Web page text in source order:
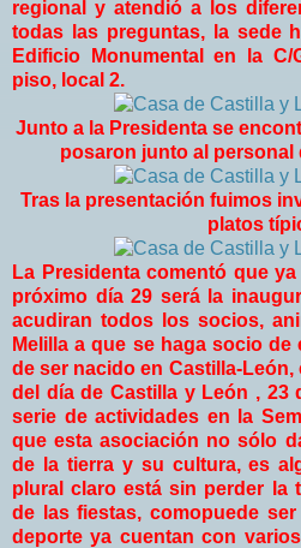
regional y atendió a los
todas las preguntas, la sede
Edificio Monumental en la C/
piso, local 2.
Junto a la Presidenta se
posaron junto al
Tras la presentación fuimos
platos
La Presidenta comentó que
próximo día 29 será la
acudiran todos los socios,
Melilla a que se haga socio de
de ser nacido en Castilla-
del día de Castilla y León , 23
serie de actividades en la
que esta asociación no sólo
de la tierra y su cultura, es
plural claro está sin perder la
de las fiestas, comopuede
deporte ya cuentan con